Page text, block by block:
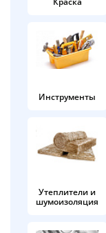
Инструменты
Утеплители и
шумоизоляция
в корзину
25%